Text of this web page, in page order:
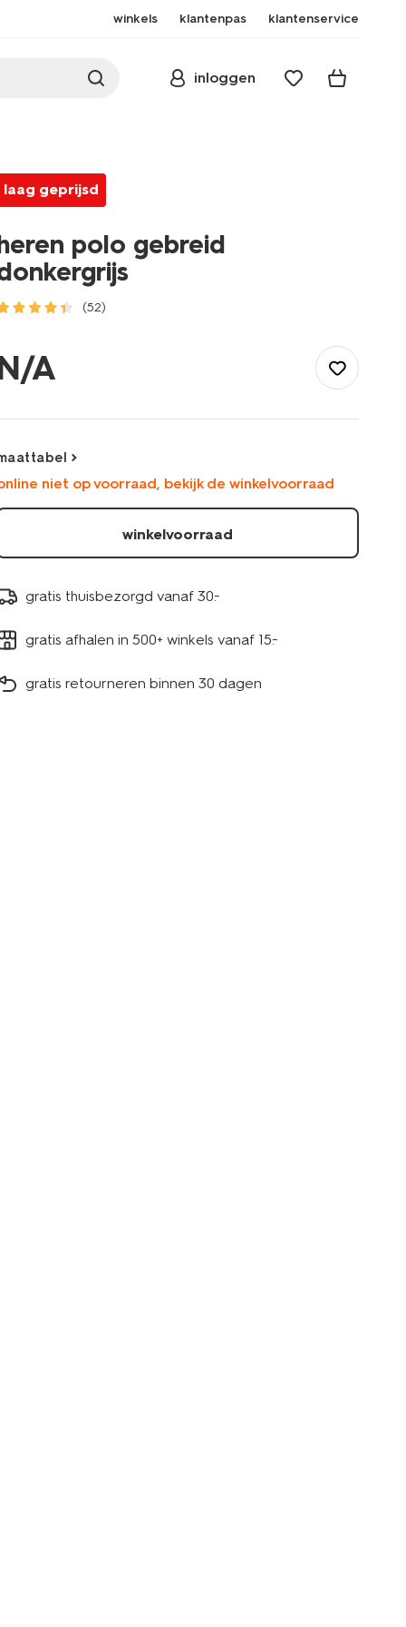
winkels klantenpas klantenservice
inloggen
laag geprijsd
polo gebreid
(52)
polo-
gebreid-
donkergrijs-
A
niet op voorraad, bekijk de winkelvoorraad
winkelvoorraad
gratis thuisbezorgd vanaf 30.-
gratis afhalen in 500+ winkels vanaf 15.-
gratis retourneren binnen 30 dagen